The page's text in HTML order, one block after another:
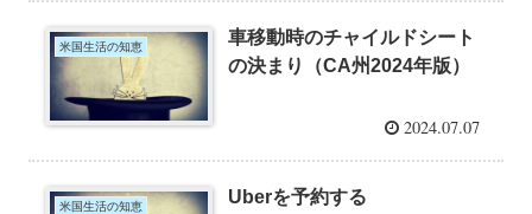
米国生活の知恵
車移動時のチャイルドシート
の決まり（CA州2024年版）
2024.07.07
米国生活の知恵 Uberを予約する